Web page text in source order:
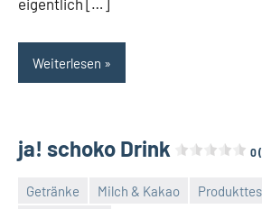
Weiterlesen
ja! schoko Drink 0
Getränke Milch & Kakao